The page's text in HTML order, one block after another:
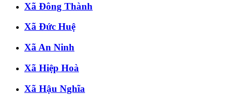
Xã Đông Thành
Xã Đức Huệ
Xã An Ninh
Xã Hiệp Hoà
Xã Hậu Nghĩa